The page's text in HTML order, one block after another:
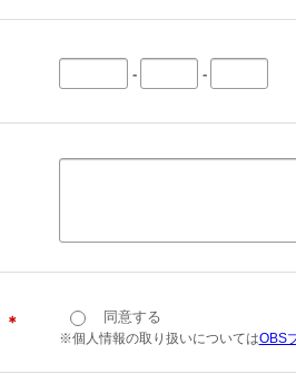
- -
＊ 同意する
※個人情報の取り扱いについてはOBS